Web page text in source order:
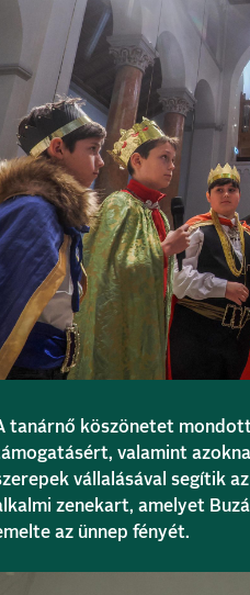
tanárnő köszönetet
valamint
vállalásával segítik
zenekart, amelyet
az ünnep fényét.